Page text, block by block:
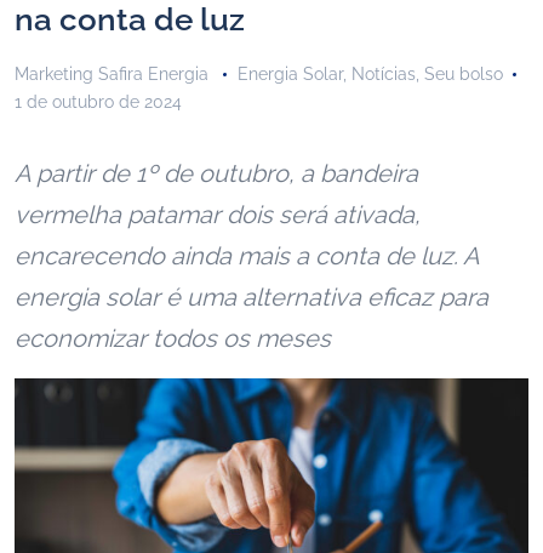
na conta de luz
Marketing Safira Energia Energia Solar, Notícias, Seu bolso
1 de outubro de 2024
A partir de 1º de outubro, a bandeira
vermelha patamar dois será ativada,
encarecendo ainda mais a conta de luz. A
energia solar é uma alternativa eficaz para
economizar todos os meses